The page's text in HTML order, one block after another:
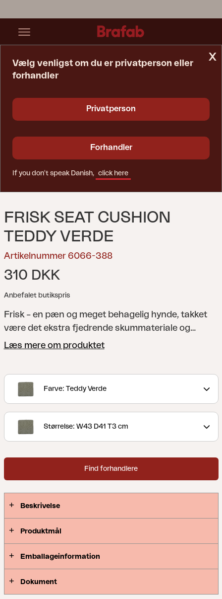
FRISK SEAT CUSHION
TEDDY VERDE
Artikelnummer 6066-388
310 DKK
Anbefalet butikspris
Frisk – en pæn og meget behagelig hynde, takket
være det ekstra fjedrende skummateriale og
skridsikre materiale på undersiden. En alsidig
Læs mere om produktet
Farve: Teddy Verde
Størrelse: W43 D41 T3 cm
Find forhandlere
Beskrivelse
Produktmål
Emballageinformation
Dokument
x
Vælg venligst om du er privatperson eller
forhandler
Privatperson
Forhandler
If you don't speak Danish, click here